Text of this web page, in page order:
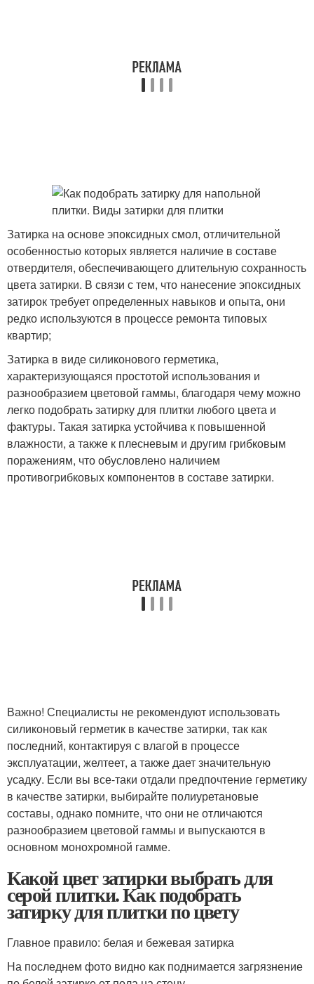
Затирка на основе эпоксидных смол, отличительной
особенностью которых является наличие в составе
отвердителя, обеспечивающего длительную сохранность
цвета затирки. В связи с тем, что нанесение эпоксидных
затирок требует определенных навыков и опыта, они
редко используются в процессе ремонта типовых
квартир;
Затирка в виде силиконового герметика,
характеризующаяся простотой использования и
разнообразием цветовой гаммы, благодаря чему можно
легко подобрать затирку для плитки любого цвета и
фактуры. Такая затирка устойчива к повышенной
влажности, а также к плесневым и другим грибковым
поражениям, что обусловлено наличием
противогрибковых компонентов в составе затирки.
Важно! Специалисты не рекомендуют использовать
силиконовый герметик в качестве затирки, так как
последний, контактируя с влагой в процессе
эксплуатации, желтеет, а также дает значительную
усадку. Если вы все-таки отдали предпочтение герметику
в качестве затирки, выбирайте полиуретановые
составы, однако помните, что они не отличаются
разнообразием цветовой гаммы и выпускаются в
основном монохромной гамме.
Какой цвет затирки выбрать для
серой плитки. Как подобрать
затирку для плитки по цвету
Главное правило: белая и бежевая затирка
На последнем фото видно как поднимается загрязнение